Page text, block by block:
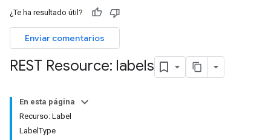
¿Te ha resultado útil?
Enviar comentarios
REST Resource: labels
En esta página
Recurso: Label
LabelType